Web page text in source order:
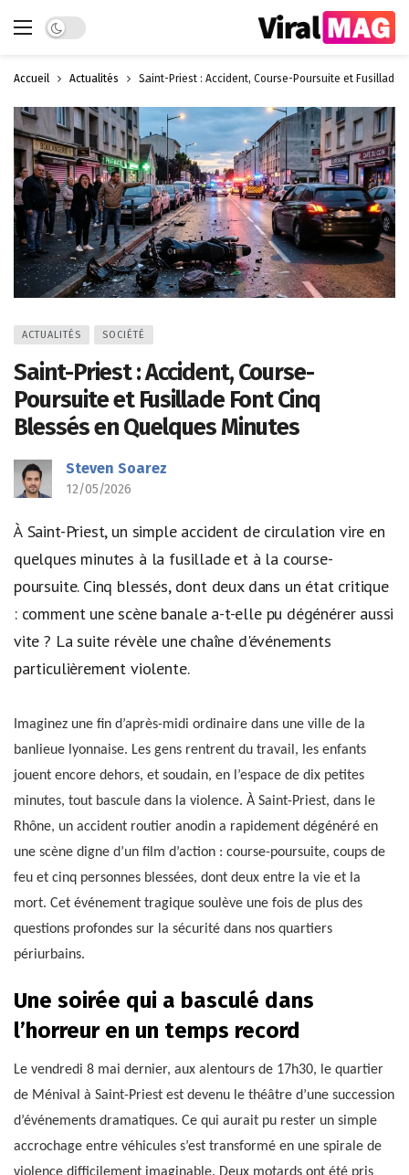
Dark mode
Accueil Actualités Saint-Priest : Accident, Course-Poursuite et Fusillade
ACTUALITÉS SOCIÉTÉ
Saint-Priest : Accident, Course-
Poursuite et Fusillade Font Cinq
Blessés en Quelques Minutes
Steven Soarez
12/05/2026
À Saint-Priest, un simple accident de circulation vire en
quelques minutes à la fusillade et à la course-
poursuite. Cinq blessés, dont deux dans un état critique
: comment une scène banale a-t-elle pu dégénérer aussi
vite ? La suite révèle une chaîne d'événements
particulièrement violente.
Imaginez une fin d’après-midi ordinaire dans une ville de la
banlieue lyonnaise. Les gens rentrent du travail, les enfants
jouent encore dehors, et soudain, en l’espace de dix petites
minutes, tout bascule dans la violence. À Saint-Priest, dans le
Rhône, un accident routier anodin a rapidement dégénéré en
une scène digne d’un film d’action : course-poursuite, coups de
feu et cinq personnes blessées, dont deux entre la vie et la
mort. Cet événement tragique soulève une fois de plus des
questions profondes sur la sécurité dans nos quartiers
périurbains.
Une soirée qui a basculé dans
l’horreur en un temps record
Le vendredi 8 mai dernier, aux alentours de 17h30, le quartier
de Ménival à Saint-Priest est devenu le théâtre d’une succession
d’événements dramatiques. Ce qui aurait pu rester un simple
accrochage entre véhicules s’est transformé en une spirale de
violence difficilement imaginable. Deux motards ont été pris